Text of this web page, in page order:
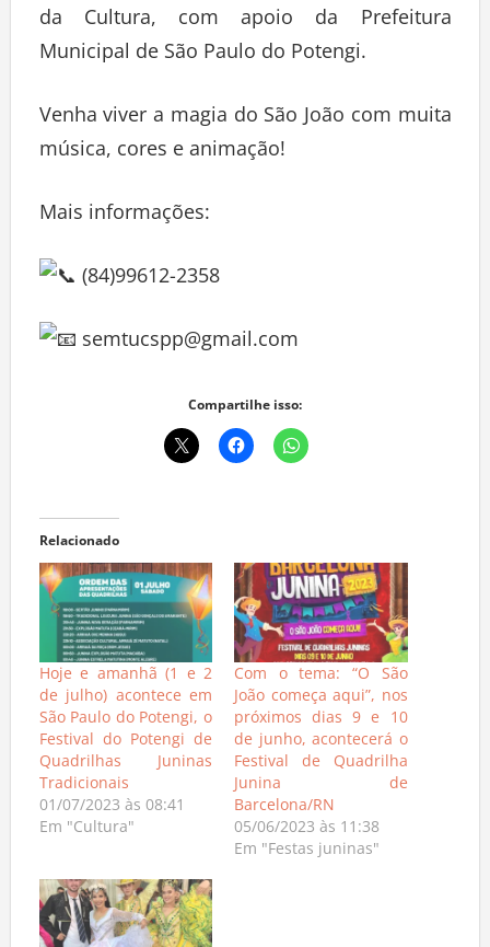
da Cultura, com apoio da Prefeitura
Municipal de São Paulo do Potengi.
Venha viver a magia do São João com muita
música, cores e animação!
Mais informações:
(84)99612-2358
semtucspp@gmail.com
Compartilhe isso:
Relacionado
Hoje e amanhã (1 e 2
de julho) acontece em
São Paulo do Potengi, o
Festival do Potengi de
Quadrilhas Juninas
Tradicionais
01/07/2023 às 08:41
Em "Cultura"
Com o tema: “O São
João começa aqui”, nos
próximos dias 9 e 10
de junho, acontecerá o
Festival de Quadrilha
Junina de
Barcelona/RN
05/06/2023 às 11:38
Em "Festas juninas"